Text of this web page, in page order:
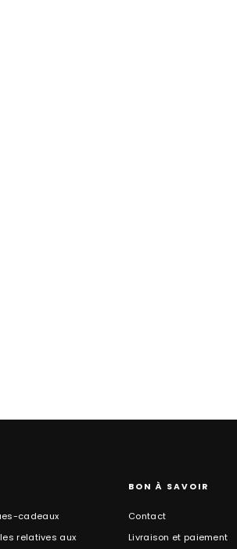
cadeaux
relatives aux
BON À SAVOIR
Contact
Livraison et paiement